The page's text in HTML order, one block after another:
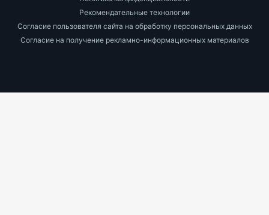
Рекомендательные технологии
Согласие пользователя сайта на обработку персональных данных
Согласие на получение рекламно-информационных материалов